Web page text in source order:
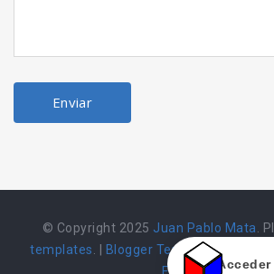
Acceder
© Copyright 2025 Juan Pablo Mata .
templates
Blogger Templates